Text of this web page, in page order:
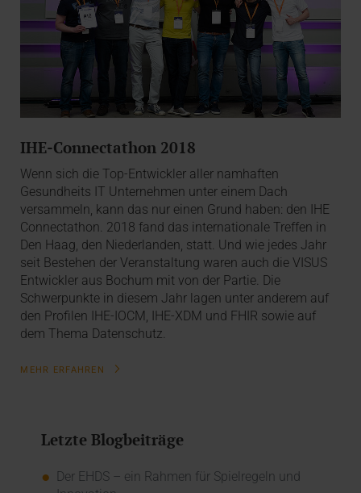
IHE-Connectathon 2018
Wenn sich die Top-Entwickler aller namhaften
Gesundheits IT Unternehmen unter einem Dach
versammeln, kann das nur einen Grund haben: den IHE
Connectathon. 2018 fand das internationale Treffen in
Den Haag, den Niederlanden, statt. Und wie jedes Jahr
seit Bestehen der Veranstaltung waren auch die VISUS
Entwickler aus Bochum mit von der Partie. Die
Schwerpunkte in diesem Jahr lagen unter anderem auf
den Profilen IHE-IOCM, IHE-XDM und FHIR sowie auf
dem Thema Datenschutz.
MEHR ERFAHREN
Letzte Blogbeiträge
Der EHDS – ein Rahmen für Spielregeln und